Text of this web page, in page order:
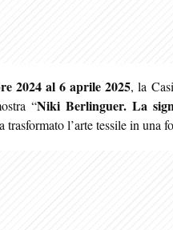
2024 al 6 aprile 2025, la
“Niki Berlinguer. La
trasformato l’arte tessile in una